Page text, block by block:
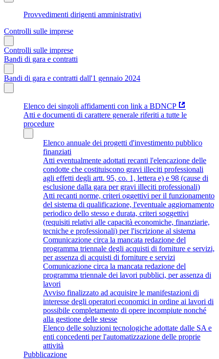
Provvedimenti dirigenti amministrativi
Controlli sulle imprese
Controlli sulle imprese
Bandi di gara e contratti
Bandi di gara e contratti dall'1 gennaio 2024
Elenco dei singoli affidamenti con link a BDNCP
Atti e documenti di carattere generale riferiti a tutte le
procedure
Elenco annuale dei progetti d'investimento pubblico
finanziati
Atti eventualmente adottati recanti l'elencazione delle
condotte che costituiscono gravi illeciti professionali
agli effetti degli artt. 95, co. 1, lettera e) e 98 (cause di
esclusione dalla gara per gravi illeciti professionali)
Atti recanti norme, criteri oggettivi per il funzionamento
del sistema di qualificazione, l'eventuale aggiornamento
periodico dello stesso e durata, criteri soggettivi
(requisiti relativi alle capacità economiche, finanziarie,
tecniche e professionali) per l'iscrizione al sistema
Comunicazione circa la mancata redazione del
programma triennale degli acquisti di forniture e servizi,
per assenza di acquisti di forniture e servizi
Comunicazione circa la mancata redazione del
programma triennale dei lavori pubblici, per assenza di
lavori
Avviso finalizzato ad acquisire le manifestazioni di
interesse degli operatori economici in ordine ai lavori di
possibile completamento di opere incompiute nonché
alla gestione delle stesse
Elenco delle soluzioni tecnologiche adottate dalle SA e
enti concedenti per l'automatizzazione delle proprie
attività
Pubblicazione